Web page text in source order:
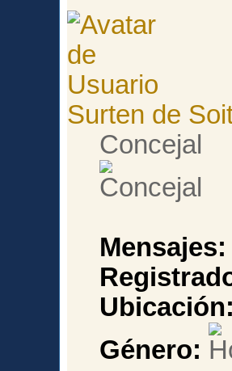
Surten de
Concejal
Mensajes:
Ubicación:
Género: